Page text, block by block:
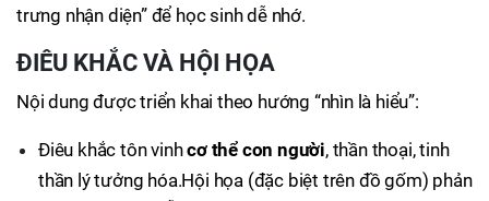
trưng nhận diện” để học sinh dễ nhớ.
ĐIÊU KHẮC VÀ HỘI HỌA
Nội dung được triển khai theo hướng “nhìn là hiểu”:
Điêu khắc tôn vinhcơ thể con người, thần thoại, tinh
thần lý tưởng hóa.Hội họa (đặc biệt trên đồ gốm) phản